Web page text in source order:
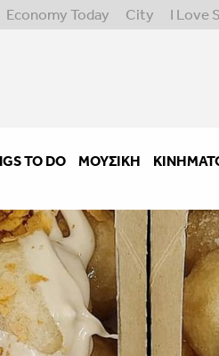
Economy Today City I Love
TO DO ΜΟΥΣΙΚΉ